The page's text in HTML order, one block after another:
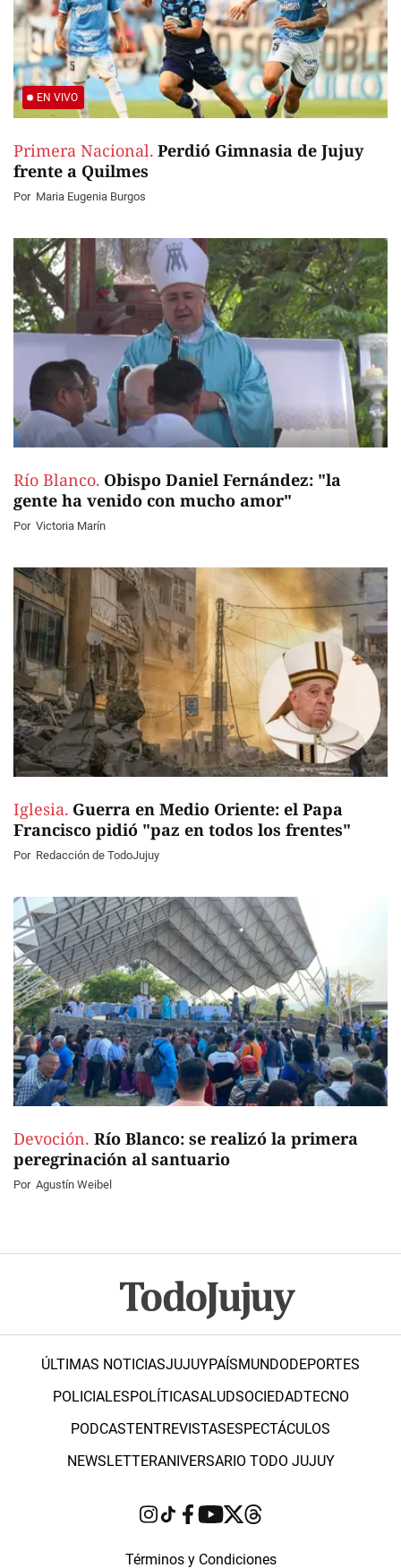
EN VIVO
Primera Nacional. Perdió Gimnasia de Jujuy
frente a Quilmes
Por Maria Eugenia Burgos
Río Blanco. Obispo Daniel Fernández: "la
gente ha venido con mucho amor"
Por Victoria Marín
Iglesia. Guerra en Medio Oriente: el Papa
Francisco pidió "paz en todos los frentes"
Por Redacción de TodoJujuy
Devoción. Río Blanco: se realizó la primera
peregrinación al santuario
Por Agustín Weibel
ÚLTIMAS NOTICIASJUJUYPAÍSMUNDODEPORTES
POLICIALESPOLÍTICASALUDSOCIEDADTECNO
PODCASTENTREVISTASESPECTÁCULOS
NEWSLETTERANIVERSARIO TODO JUJUY
Términos y Condiciones